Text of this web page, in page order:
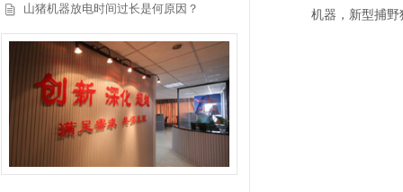
山猪机器放电时间过长是何原因？
机器，新型捕